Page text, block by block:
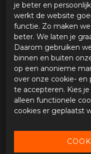
Macna Krown
je beter en
werkt de website
functie. Zo maken
beter. We laten je
Daarom gebruiken
binnen en buiten
op een anonieme
over onze cookie- en
te accepteren. Kies
alleen functionele
cookies er geplaatst